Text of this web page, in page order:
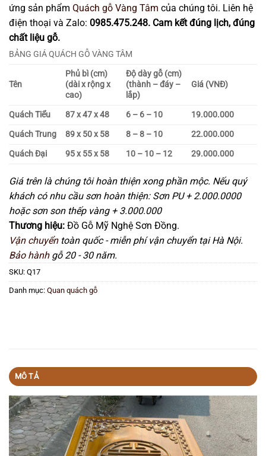
ứng sản phẩm Quách gỗ Vàng Tâm của chúng tôi. Liên hệ
điện thoại và Zalo: 0985.475.248. Cam kết đúng lịch, đúng
chất liệu gỗ.
BẢNG GIÁ QUÁCH GỖ VÀNG TÂM
Tên
Phủ bì (cm)
(dài x rộng x
cao)
Độ dày gỗ (cm)
(thành – đáy –
lắp)
Giá (VNĐ)
Quách Tiểu 87 x 47 x 48 6 – 6 – 10
19.000.000
Quách Trung
89 x 50 x 58 8 – 8 – 10
22.000.000
Quách Đại
95 x 55 x 58 10 – 10 – 12 29.000.000
Giá trên là chúng tôi hoàn thiện xong phần mộc. Nếu quý
khách có nhu cầu sơn hoàn thiện: Sơn PU + 2.000.0000
hoặc sơn son thếp vàng + 3.000.000
Thương hiệu: Đồ Gỗ Mỹ Nghệ Sơn Đồng.
Vận chuyểntoàn quốc - miễn phí vận chuyển tại Hà Nội.
Bảo hànhgỗ 20 - 30 năm.
SKU: Q17
Danh mục: Quan quách gỗ
MÔ TẢ